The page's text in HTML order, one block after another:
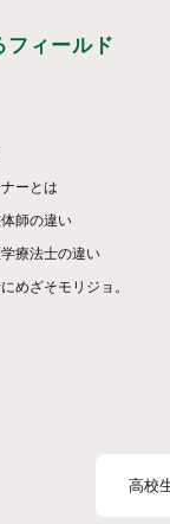
フィールド
ーとは
師の違い
療法士の違い
めざそモリジョ。
高校